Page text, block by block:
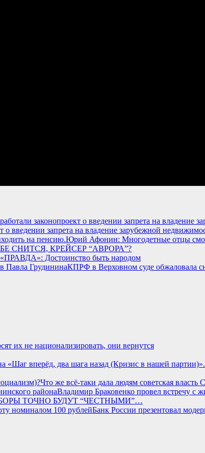
введении запрета на владение зарубежной
Юрий Афонин: Многодетные отцы
СНИТСЯ, КРЕЙСЕР “АВРОРА”?
«ПРАВДА»: Достоинство быть народом
КПРФ в Верховном суде обжаловала
их не национализировать, они вернутся
Что же всё-таки дала людям советская
Владимир Браковенко провел встречу с
ТОЧНО БУДУТ “ЧЕСТНЫМИ”…
Банк России презентовал